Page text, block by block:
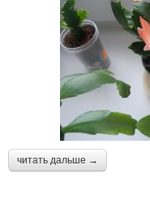
читать дальше →